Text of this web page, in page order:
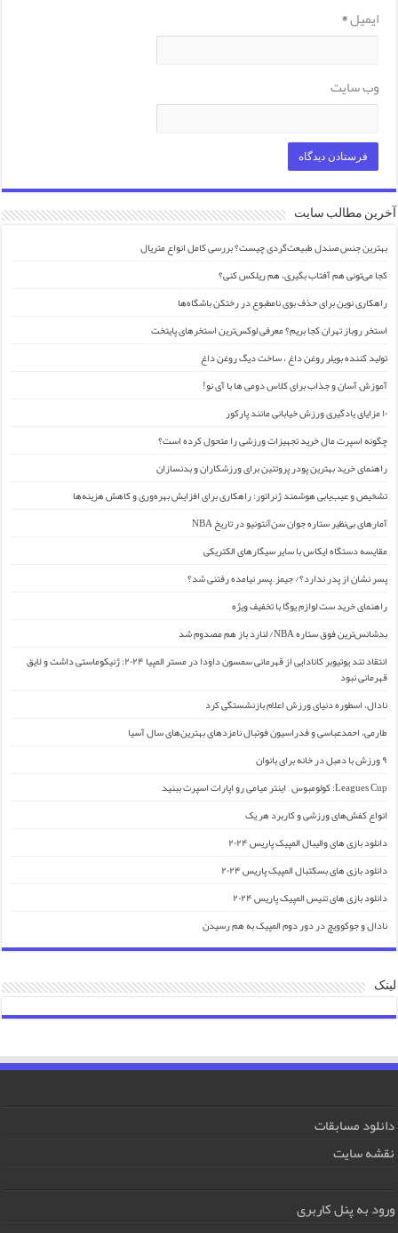
ایمیل*
وب‌ سایت
آخرین مطالب سایت
بهترین جنس صندل طبیعت‌گردی چیست؟ بررسی کامل انواع متریال
کجا می‌تونی هم آفتاب بگیری، هم ریلکس کنی؟
راهکاری نوین برای حذف بوی نامطبوع در رختکن باشگاه‌ها
استخر روباز تهران کجا بریم؟ معرفی لوکس‌ترین استخرهای پایتخت
تولید کننده بویلر روغن داغ ، ساخت دیگ روغن داغ
آموزش آسان و جذاب برای کلاس دومی ها با آی نو!
۱۰ مزایای یادگیری ورزش خیابانی مانند پارکور
چگونه اسپرت مال خرید تجهیزات ورزشی را متحول کرده است؟
راهنمای خرید بهترین پودر پروتئین برای ورزشکاران و بدنسازان
تشخیص و عیب‌یابی هوشمند ژنراتور: راهکاری برای افزایش بهره‌وری و کاهش هزینه‌ها
آمارهای بی‌نظیر ستاره جوان سن‌آنتونیو در تاریخ NBA
مقایسه دستگاه ایکاس با سایر سیگارهای الکتریکی
پسر نشان از پدر ندارد؟/ جیمز ِ پسر نیامده رفتنی شد؟
راهنمای خرید ست لوازم یوگا با تخفیف ویژه
بدشانس‌ترین فوق ستاره NBA/ لنارد باز هم مصدوم شد
انتقاد تند یوتیوبر کانادایی از قهرمانی سمسون داودا در مستر المپیا ۲۰۲۴: ژنیکوماستی داشت و لایق
قهرمانی نبود
نادال، اسطوره دنیای ورزش اعلام بازنشستگی کرد
طارمی، احمدعباسی و فدراسیون فوتبال نامزدهای بهترین‌های سال آسیا
۹ ورزش با دمبل در خانه برای بانوان
Leagues Cup: کولومبوس – اینتر میامی رو اپارات اسپرت ببنید
انواع کفش‌های ورزشی و کاربرد هر یک
دانلود بازی های والیبال المپیک پاریس ۲۰۲۴
دانلود بازی های بسکتبال المپیک پاریس ۲۰۲۴
دانلود بازی های تنیس المپیک پاریس ۲۰۲۴
نادال و جوکوویچ در دور دوم المپیک به هم رسیدن
لینک
دانلود مسابقات
نقشه سایت
ورود به پنل کاربری